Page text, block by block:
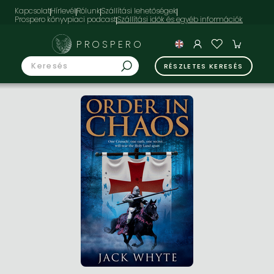
KapcsolatHírlevélRólunkSzállítási lehetőségek
Prospero könyvpiaci podcast
PROSPERO
RÉSZLETES KERESÉS